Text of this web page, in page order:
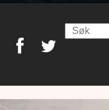
Search